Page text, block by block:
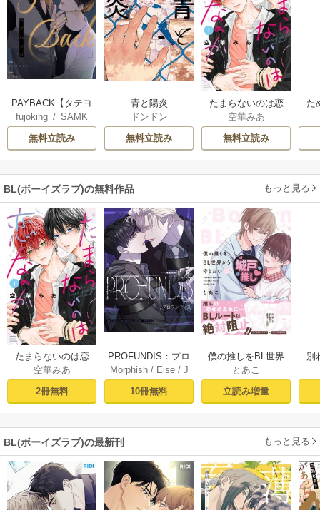
PAYBACK【タテヨ
ミ】
fujoking /SAMK
無料立読み
青と陽炎
ドンドン
無料立読み
たまらないのは恋
なのか
空華みあ
無料立読み
た
BL(ボーイズラブ)の無料作品 もっと見る
たまらないのは恋
なのか（１）【シ
ーモア限定特典付
き】
空華みあ
2冊無料
PROFUNDIS：プロ
フンディス【タテ
ヨミ】1
Morphish/ Eise/ J
aeyoung
10冊無料
僕の推しをBL世界
から守りたい【シ
ーモア限定特典付
き電子単行本】 上
とあこ
立読み増量
別
BL(ボーイズラブ)の最新刊 もっと見る